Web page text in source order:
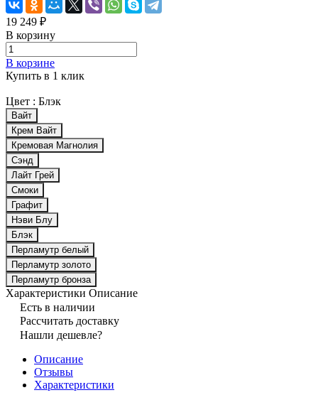
19 249 ₽
В корзину
В корзине
Купить в 1 клик
Цвет : Блэк
Вайт
Крем Вайт
Кремовая Магнолия
Сэнд
Лайт Грей
Смоки
Графит
Нэви Блу
Блэк
Перламутр белый
Перламутр золото
Перламутр бронза
Характеристики Описание
Есть в наличии
Рассчитать доставку
Нашли дешевле?
Описание
Отзывы
Характеристики